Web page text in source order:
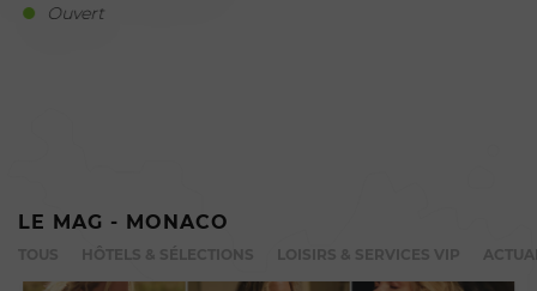
Ouvert
LE MAG - MONACO
HÔTELS & SÉLECTIONS